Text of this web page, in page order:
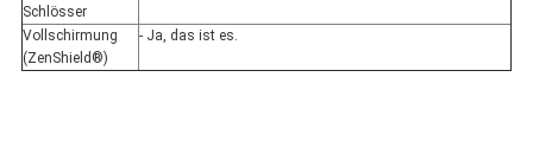
Schlösser
Vollschirmung
(ZenShield®)
- Ja, das ist es.